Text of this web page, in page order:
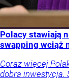
Polacy stawiają
swapping wciąż
Coraz więcej
dobra inwestycja.